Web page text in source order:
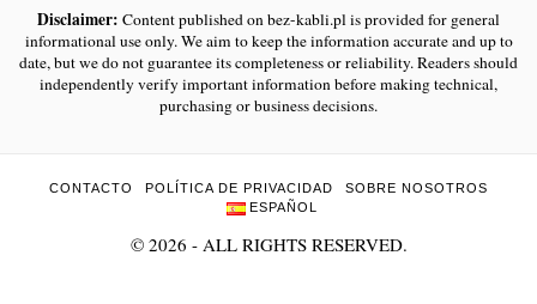
Disclaimer: Content published on bez-kabli.pl is provided for general
informational use only. We aim to keep the information accurate and up to
date, but we do not guarantee its completeness or reliability. Readers should
independently verify important information before making technical,
purchasing or business decisions.
CONTACTO POLÍTICA DE PRIVACIDAD
SOBRE NOSOTROS
ESPAÑOL
© 2026 - ALL RIGHTS RESERVED.